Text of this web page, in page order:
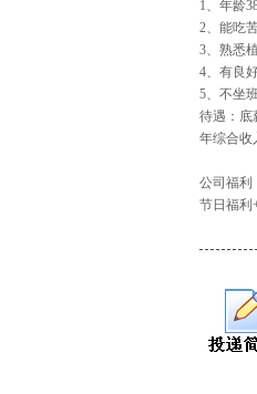
1、年龄
2、能吃
3、熟悉
4、有良
5、不坐
待遇：底
年综合收
公司福利
节日福利